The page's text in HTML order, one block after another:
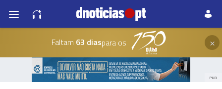
Faltam 63 diaspara os ×
PUB